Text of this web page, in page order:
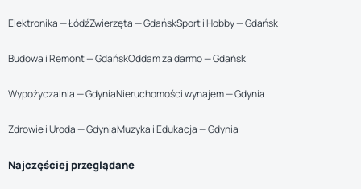
Elektronika — ŁódźZwierzęta — GdańskSport i Hobby — Gdańsk
Budowa i Remont — GdańskOddam za darmo — Gdańsk
Wypożyczalnia — GdyniaNieruchomości wynajem — Gdynia
Zdrowie i Uroda — GdyniaMuzyka i Edukacja — Gdynia
Najczęściej przeglądane